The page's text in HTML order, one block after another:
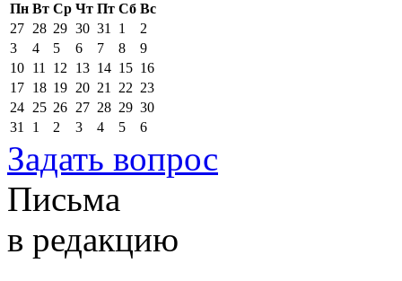
Пн Вт Ср Чт Пт Сб Вс
27 28 29 30 31 1
2
3
4 5 6 7 8
9
10 11 12 13 14 15 16
17 18 19 20 21 22 23
24 25 26 27 28 29 30
31
1 2 3 4 5 6
Задать вопрос
Письма
в редакцию